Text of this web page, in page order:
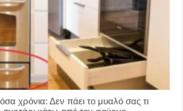
χρόνια: Δεν πάει το μυαλό σας τι